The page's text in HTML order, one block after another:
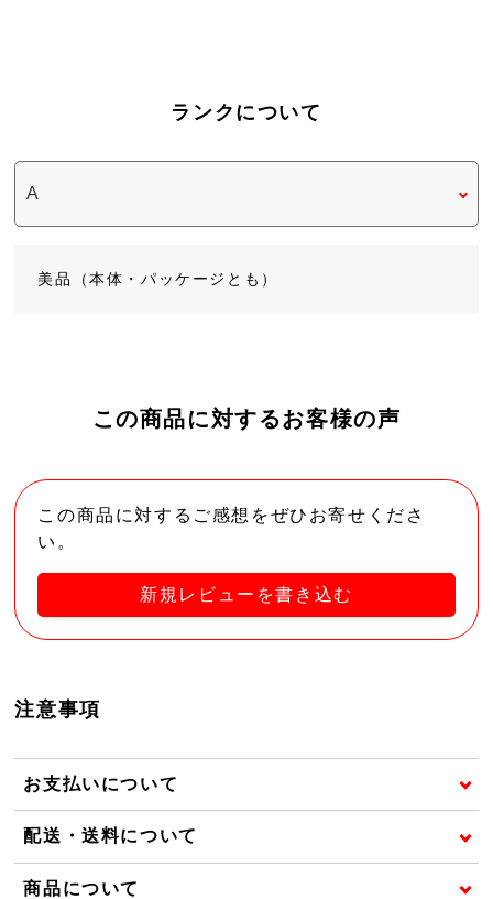
ランクについて
美品（本体・パッケージとも）
この商品に対するお客様の声
この商品に対するご感想をぜひお寄せくださ
い。
新規レビューを書き込む
注意事項
お支払いについて
配送・送料について
商品について